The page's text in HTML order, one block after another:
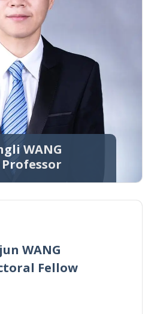
WANG
WANG
Fellow